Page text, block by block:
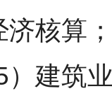
济核算
）建筑